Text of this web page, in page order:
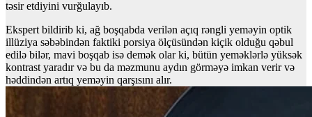
təsir etdiyini vurğulayıb.
Ekspert bildirib ki, ağ boşqabda verilən açıq rəngli yeməyin optik
illüziya səbəbindən faktiki porsiya ölçüsündən kiçik olduğu qəbul
edilə bilər, mavi boşqab isə demək olar ki, bütün yeməklərlə yüksək
kontrast yaradır və bu da məzmunu aydın görməyə imkan verir və
həddindən artıq yeməyin qarşısını alır.